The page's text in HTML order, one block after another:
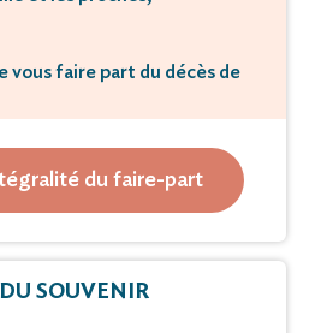
vous faire part du décès de
sera célébrée, le Mercredi
novembre
cimetière de PALAVAS.
du faire-part
SOUVENIR